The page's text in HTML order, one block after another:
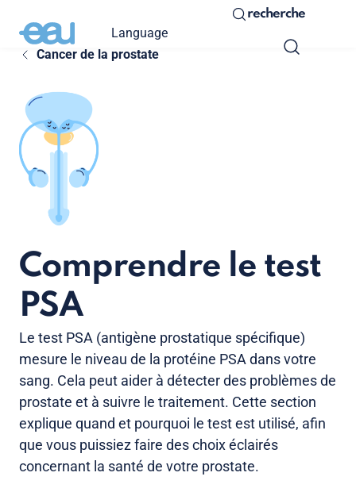
Language
recherche
Cancer de la prostate
Comprendre le test
PSA
Le test PSA (antigène prostatique spécifique)
mesure le niveau de la protéine PSA dans votre
sang. Cela peut aider à détecter des problèmes de
prostate et à suivre le traitement. Cette section
explique quand et pourquoi le test est utilisé, afin
que vous puissiez faire des choix éclairés
concernant la santé de votre prostate.